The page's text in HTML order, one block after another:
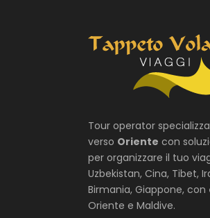
Tour operator
verso Oriente con
per organizzare il tuo
Uzbekistan, Cina, Tibet,
Birmania, Giappone, con
Oriente e Maldive.